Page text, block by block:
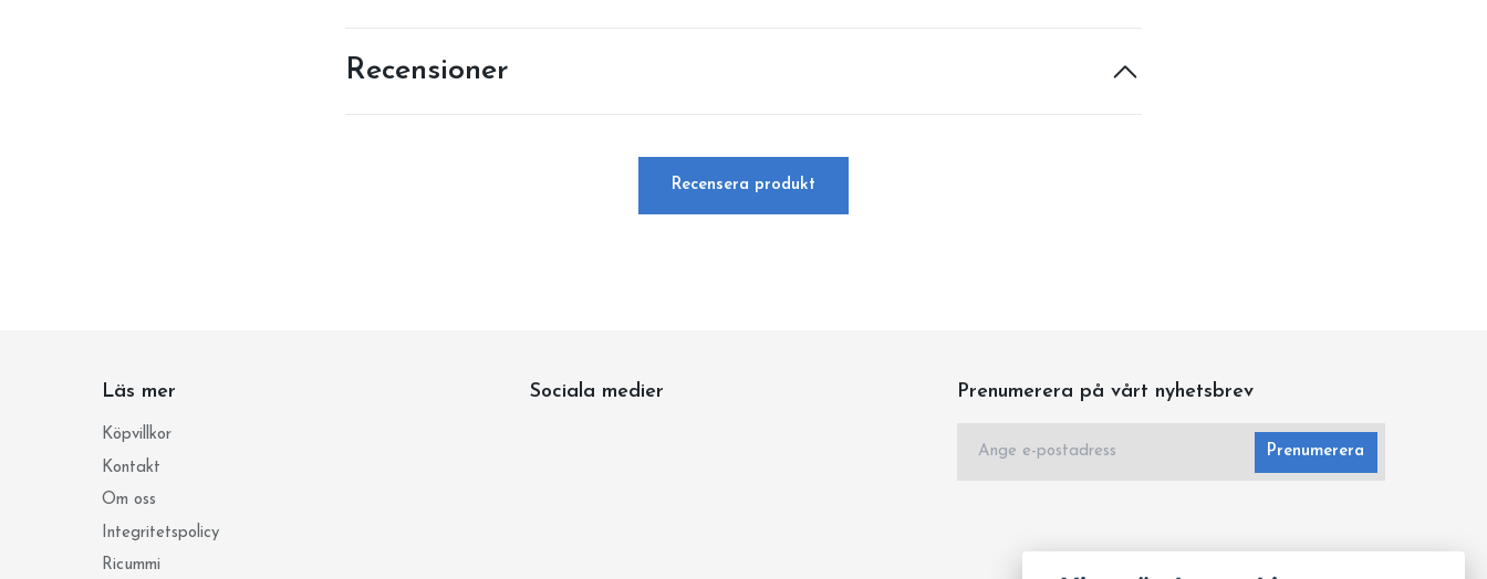
Recensioner
Recensera produkt
Läs mer
Köpvillkor
Kontakt
Om oss
Integritetspolicy
Ricummi
Sociala medier Prenumerera på vårt nyhetsbrev
Prenumerera